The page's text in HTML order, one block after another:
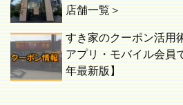
店舗一覧＞
すき家のクーポン活用
アプリ・モバイル会員
年最新版】